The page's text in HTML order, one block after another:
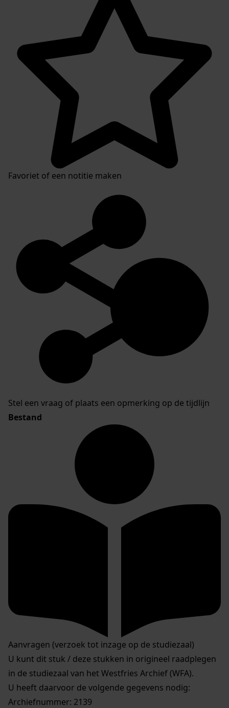
Favoriet of een notitie maken
Stel een vraag of plaats een opmerking op de tijdlijn
Bestand
Aanvragen (verzoek tot inzage op de studiezaal)
U kunt dit stuk / deze stukken in origineel raadplegen
in de studiezaal van het Westfries Archief (WFA).
U heeft daarvoor de volgende gegevens nodig:
Archiefnummer: 2139